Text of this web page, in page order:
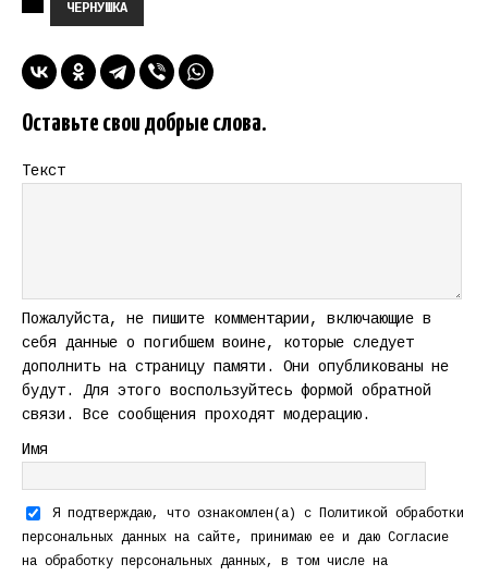
ЧЕРНУШКА
Оставьте свои добрые слова.
Текст
Пожалуйста, не пишите комментарии, включающие в
себя данные о погибшем воине, которые следует
дополнить на страницу памяти. Они опубликованы не
будут. Для этого воспользуйтесь формой обратной
связи. Все сообщения проходят модерацию.
Имя
Я подтверждаю, что ознакомлен(а) с Политикой обработки
персональных данных на сайте, принимаю ее и даю Согласие
на обработку персональных данных, в том числе на